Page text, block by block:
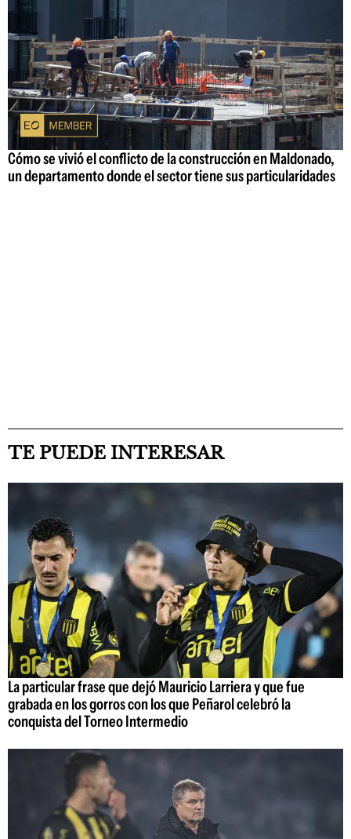
Cómo se vivió el conflicto de la construcción en Maldonado,
un departamento donde el sector tiene sus particularidades
TE PUEDE INTERESAR
La particular frase que dejó Mauricio Larriera y que fue
grabada en los gorros con los que Peñarol celebró la
conquista del Torneo Intermedio